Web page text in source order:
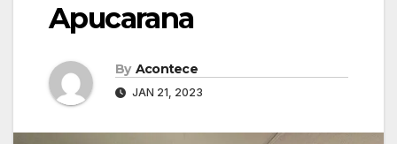
Apucarana
By Acontece
JAN 21, 2023